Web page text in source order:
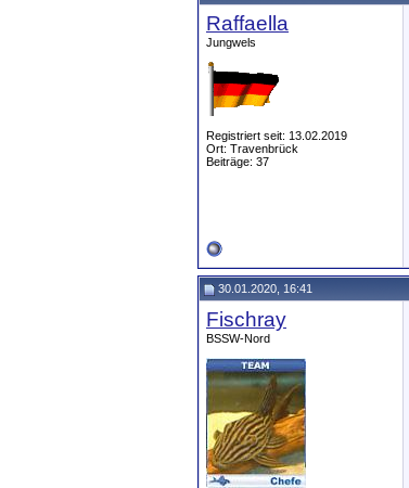
Raffaella
Jungwels
Registriert seit: 13.02.2019
Ort: Travenbrück
Beiträge: 37
30.01.2020, 16:41
Fischray
BSSW-Nord